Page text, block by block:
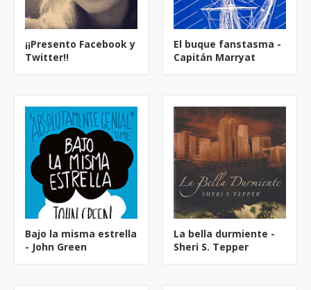
¡¡Presento Facebook y
Twitter!!
El buque fanstasma -
Capitán Marryat
Bajo la misma estrella
- John Green
La bella durmiente -
Sheri S. Tepper